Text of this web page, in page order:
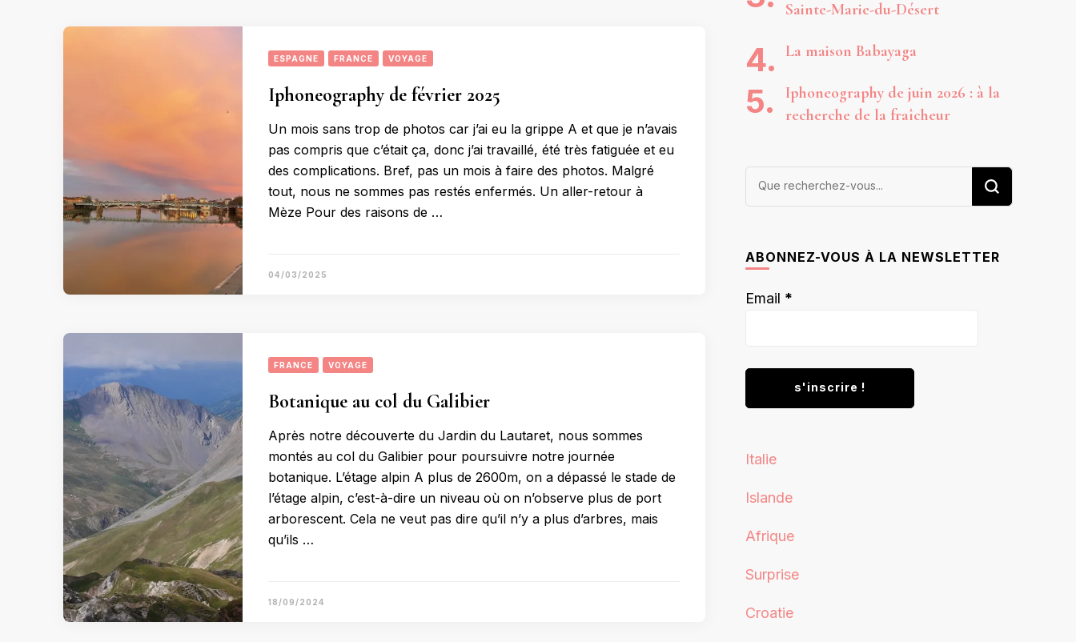
ESPAGNE FRANCE VOYAGE
Iphoneography de février 2025
Un mois sans trop de photos car j’ai eu la grippe A et que je n’avais
pas compris que c’était ça, donc j’ai travaillé, été très fatiguée et eu
des complications. Bref, pas un mois à faire des photos. Malgré
tout, nous ne sommes pas restés enfermés. Un aller-retour à
Mèze Pour des raisons de …
04/03/2025
FRANCE VOYAGE
Botanique au col du Galibier
Après notre découverte du Jardin du Lautaret, nous sommes
montés au col du Galibier pour poursuivre notre journée
botanique. L’étage alpin A plus de 2600m, on a dépassé le stade de
l’étage alpin, c’est-à-dire un niveau où on n’observe plus de port
arborescent. Cela ne veut pas dire qu’il n’y a plus d’arbres, mais
qu’ils …
18/09/2024
Sainte-Marie-du-Désert
La maison Babayaga
Iphoneography de juin 2026 : à la
recherche de la fraîcheur
Vous
ABONNEZ-VOUS À LA NEWSLETTER
Email *
Italie
Islande
Afrique
Surprise
Croatie